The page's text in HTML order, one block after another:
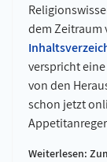
dem Zeitraum
verspricht
von den
schon jetzt
Weiterlesen: